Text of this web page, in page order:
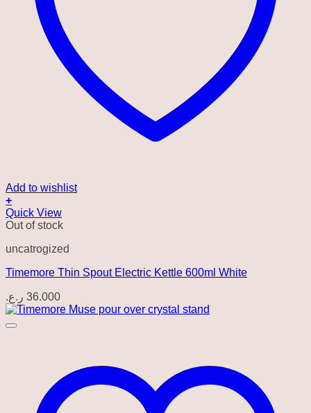
Add to wishlist
+
Quick View
Out of stock
uncatrogized
Timemore Thin Spout Electric Kettle 600ml White
36.000 ر.ع.